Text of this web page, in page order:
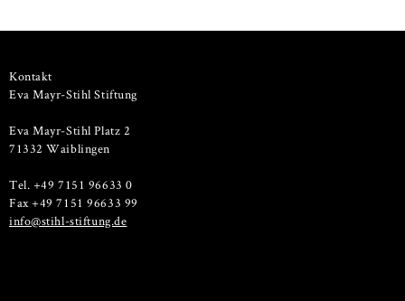
Kontakt
Eva Mayr-Stihl Stiftung
Eva Mayr-Stihl Platz 2
71332 Waiblingen
Tel. +49 7151 96633 0
Fax +49 7151 96633 99
info@stihl-stiftung.de